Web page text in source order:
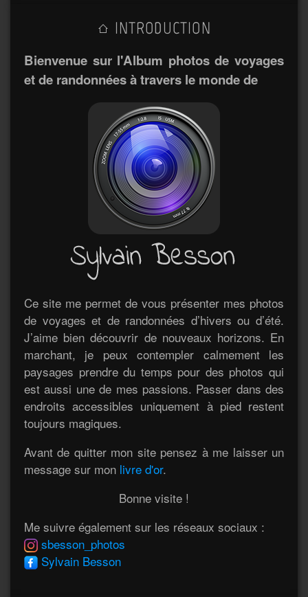
INTRODUCTION
Bienvenue sur l'Album photos de voyages
et de randonnées à travers le monde de
Ce site me permet de vous présenter mes photos
de voyages et de randonnées d’hivers ou d’été.
J’aime bien découvrir de nouveaux horizons. En
marchant, je peux contempler calmement les
paysages prendre du temps pour des photos qui
est aussi une de mes passions. Passer dans des
endroits accessibles uniquement à pied restent
toujours magiques.
Avant de quitter mon site pensez à me laisser un
message sur mon livre d'or.
Bonne visite !
Me suivre également sur les réseaux sociaux :
sbesson_photos
Sylvain Besson